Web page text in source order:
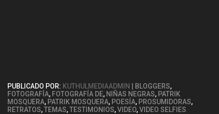
PUBLICADO POR: KUTHULMEDIAADMIN BLOGGERS,
FOTOGRAFÍA, FOTOGRAFÍA DE, NIÑAS NEGRAS, PATRIK
MOSQUERA, PATRIK MOSQUERA, POESÍA, PROSUMIDORAS,
RETRATOS,TEMAS,TESTIMONIOS,VIDEO,VIDEO SELFIES